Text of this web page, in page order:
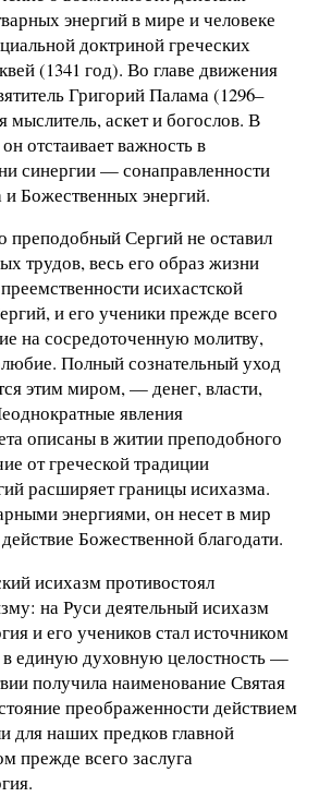
энергий в мире и человеке
доктриной греческих
(1341 год). Во главе движения
Григорий Палама (1296–
аскет и богослов. В
отстаивает важность в
синергии — сонаправленности
и Божественных энергий.
преподобный Сергий не оставил
трудов, весь его образ жизни
исихастской
и его ученики прежде всего
на сосредоточенную молитву,
Полный сознательный уход
этим миром, — денег, власти,
явления
описаны в житии преподобного
от греческой традиции
расширяет границы исихазма.
энергиями, он несет в мир
Божественной благодати.
исихазм противостоял
на Руси деятельный исихазм
и его учеников стал источником
в единую духовную целостность —
получила наименование Святая
преображенности действием
для наших предков главной
прежде всего заслуга